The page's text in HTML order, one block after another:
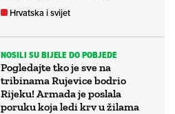
Hrvatska i svijet
NOSILI SU BIJELE DO POBJEDE
Pogledajte tko je sve na
tribinama Rujevice bodrio
Rijeku! Armada je poslala
poruku koja ledi krv u žilama